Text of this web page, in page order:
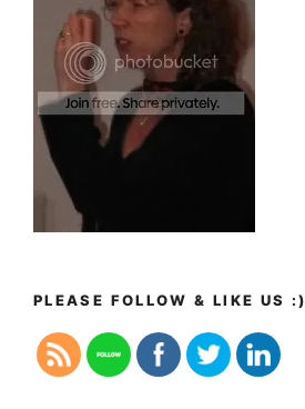
PLEASE FOLLOW & LIKE US :)